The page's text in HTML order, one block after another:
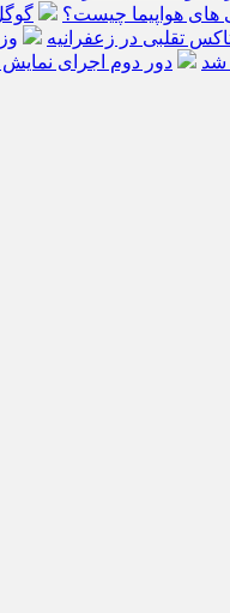
های هواپیما چیست؟
تقلبی در زعفرانیه
شد دور دوم اجرای نمایش